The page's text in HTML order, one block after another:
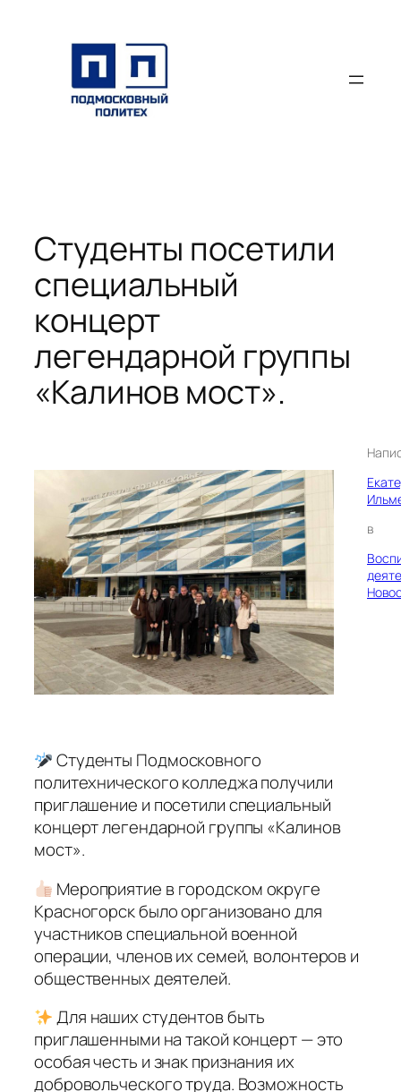
содержимому
Студенты посетили
специальный
концерт
легендарной группы
«Калинов мост».
в
Студенты Подмосковного
политехнического колледжа получили
приглашение и посетили специальный
концерт легендарной группы «Калинов
мост».
Мероприятие в городском округе
Красногорск было организовано для
участников специальной военной
операции, членов их семей, волонтеров и
общественных деятелей.
Для наших студентов быть
приглашенными на такой концерт — это
особая честь и знак признания их
добровольческого труда. Возможность